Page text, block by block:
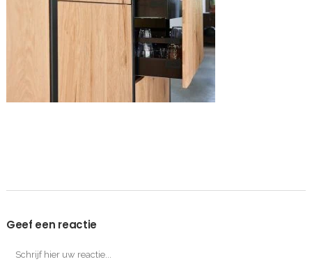
Geef een reactie